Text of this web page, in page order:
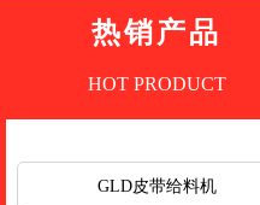
热销产品
HOT PRODUCT
GLD皮带给料机